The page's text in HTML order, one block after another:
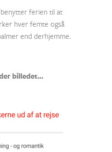
ferien til at
hver femte også
end derhjemme.
billedet...